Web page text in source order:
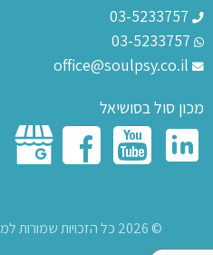
מכון סול בסושיאל
© 2026 כל הזכויות שמורות למכון סול לפסיכותרפיה בע"מ.